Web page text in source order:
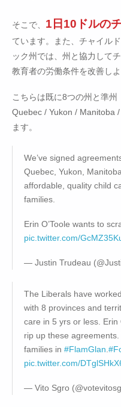
そこで、 1日10ドルの
ています。また、チャイル
ック州では、州と協力して
教育者の労働条件を改善しよ
こちらは既に8つの州と準
Quebec / Yukon / Manitoba
ます。
We’ve signed
Quebec, Yukon,
affordable, quality child
families.
Erin O’Toole wants to
pic.twitter.com/
— Justin Trudeau
The Liberals have
with 8 provinces and
care in 5 yrs or less.
rip up these
families in #FlamGlan
pic.twitter.com/
— Vito Sgro